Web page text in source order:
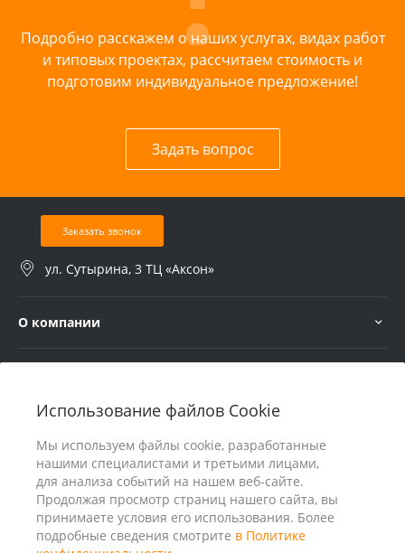
Использование файлов Cookie
Мы используем файлы cookie, разработанные
нашими специалистами и третьими лицами,
для анализа событий на нашем веб-сайте.
Продолжая просмотр страниц нашего сайта, вы
принимаете условия его использования. Более
подробные сведения смотрите в Политике
Подробно расскажем о наших услугах, видах работ
и типовых проектах, рассчитаем стоимость и
подготовим индивидуальное предложение!
Задать вопрос
Заказать звонок
ул. Сутырина, 3 ТЦ «Аксон»
О компании